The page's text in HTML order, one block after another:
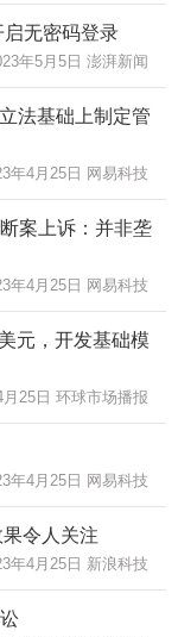
无密码登录
年5月5日 澎湃新闻
法基础上制定管
年4月25日 网易科技
案上诉：并非垄
年4月25日 网易科技
元，开发基础模
月25日 环球市场播报
年4月25日 网易科技
令人关注
年4月25日 新浪科技